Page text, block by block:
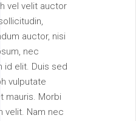
vel velit auctor
auctor, nisi
nec
id elit. Duis sed
vulputate
mauris. Morbi
velit. Nam nec